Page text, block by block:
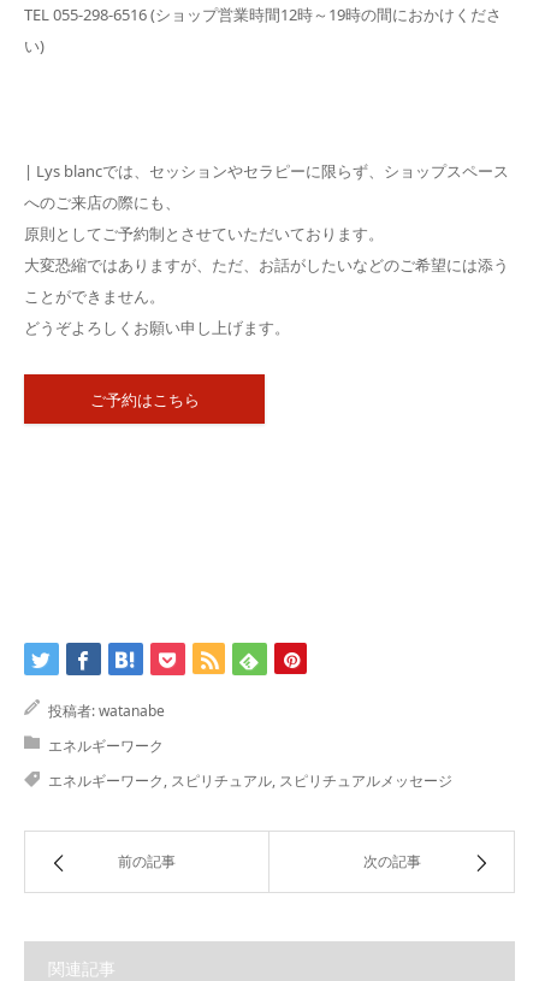
TEL 055-298-6516 (ショップ営業時間12時～19時の間におかけくださ
い)
| Lys blancでは、セッションやセラピーに限らず、ショップスペース
へのご来店の際にも、
原則としてご予約制とさせていただいております。
大変恐縮ではありますが、ただ、お話がしたいなどのご希望には添う
ことができません。
どうぞよろしくお願い申し上げます。
ご予約はこちら
投稿者:watanabe
エネルギーワーク
エネルギーワーク, スピリチュアル, スピリチュアルメッセージ
前の記事 次の記事
関連記事